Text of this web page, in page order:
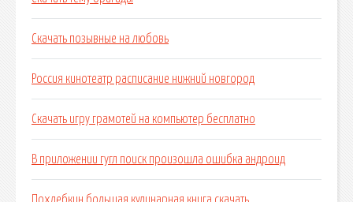
Скачать позывные на любовь
Россия кинотеатр расписание нижний новгород
Скачать игру грамотей на компьютер бесплатно
В приложении гугл поиск произошла ошибка андроид